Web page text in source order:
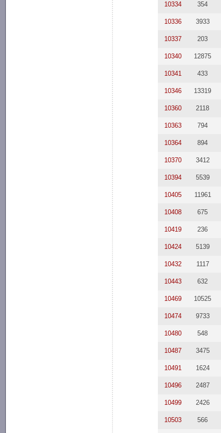
10334 354
10336 3933
10337 203
10340 12875
10341 433
10346 13319
10360 2118
10363 794
10364 894
10370 3412
10394 5539
10405 11961
10408 675
10419 236
10424 5139
10432 1117
10443 632
10469 10525
10474 9733
10480 548
10487 3475
10491 1624
10496 2487
10499 2426
10503 566